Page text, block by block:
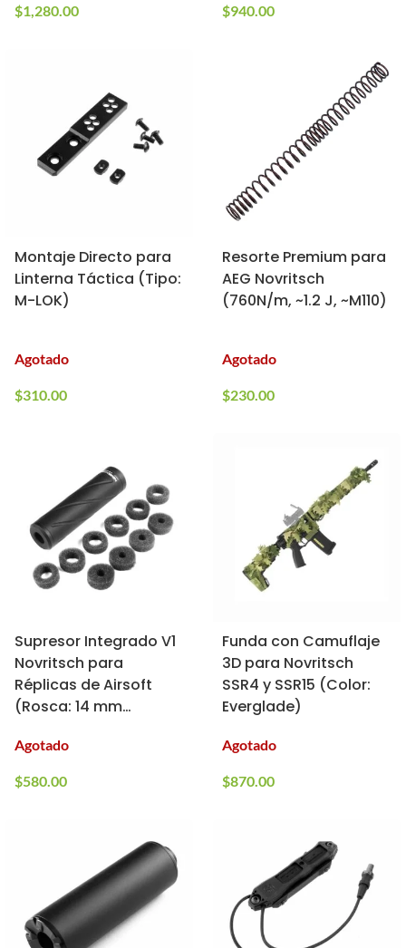
$1,280.00 $940.00
Montaje Directo para
Linterna Táctica (Tipo:
M-LOK)
Agotado
$310.00
Resorte Premium para
AEG Novritsch
(760N/m, ~1.2 J, ~M110)
Agotado
$230.00
Supresor Integrado V1
Novritsch para
Réplicas de Airsoft
(Rosca: 14 mm
Agotado
$580.00
Funda con Camuflaje
3D para Novritsch
SSR4 y SSR15 (Color:
Everglade)
Agotado
$870.00